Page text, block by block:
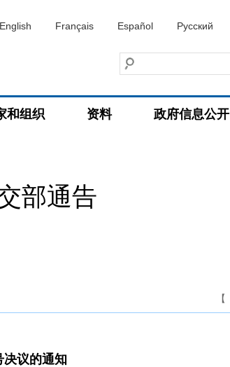
English Français Español Русский
和组织 资料 政府信息公开
部通告
【
决议的通知